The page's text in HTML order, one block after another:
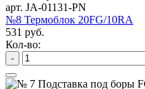
арт. JA-01131-PN
№8 Термоблок 20FG/10RA
531 руб.
Кол-во:
-